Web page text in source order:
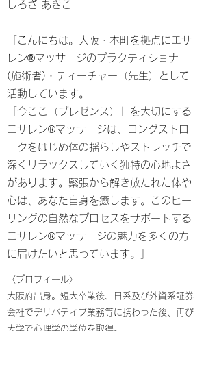
しろざ あきこ
​「こんにちは。大阪・本町を拠点にエサ
レン®︎マッサージのプラクティショナー
(施術者)・ティーチャー（先生）として
活動しています。
「今ここ（プレゼンス）」を大切にする
エサレン®︎マッサージは、ロングストロ
ークをはじめ体の揺らしやストレッチで
深くリラックスしていく独特の心地よさ
があります。緊張から解き放たれた体や
心は、あなた自身を癒します。このヒー
リングの自然なプロセスをサポートする
エサレン®︎マッサージの魅力を多くの方
に届けたいと思っています。」
〈プロフィール〉
大阪府出身。短大卒業後、日系及び外資系証券
会社でデリバティブ業務等に携わった後、再び
大学で心理学の学位を取得。